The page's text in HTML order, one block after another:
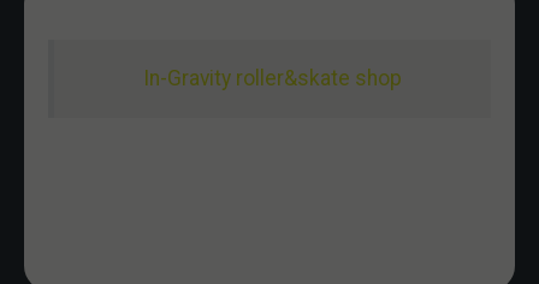
In-Gravity roller&skate shop